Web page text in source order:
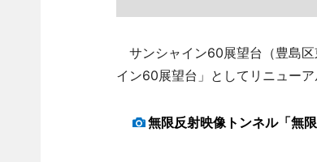
サンシャイン60展望台（豊島区
イン60展望台」としてリニューア
無限反射映像トンネル「無